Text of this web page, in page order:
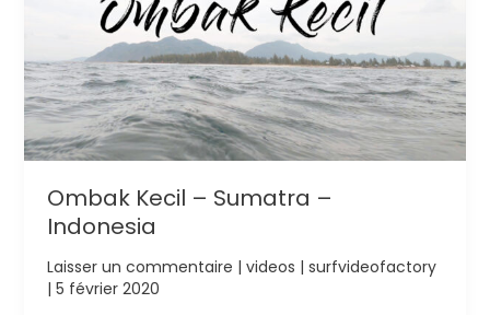
Ombak Kecil – Sumatra –
Indonesia
Laisser un commentaire | videos | surfvideofactory
| 5 février 2020